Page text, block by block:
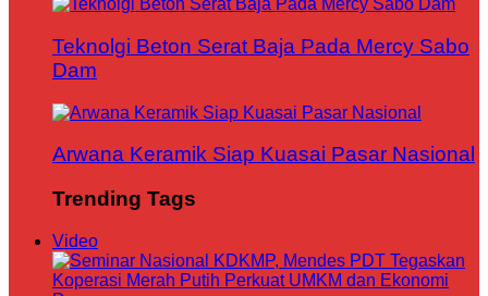
Teknolgi Beton Serat Baja Pada Mercy Sabo
Dam
Arwana Keramik Siap Kuasai Pasar Nasional
Trending Tags
Video